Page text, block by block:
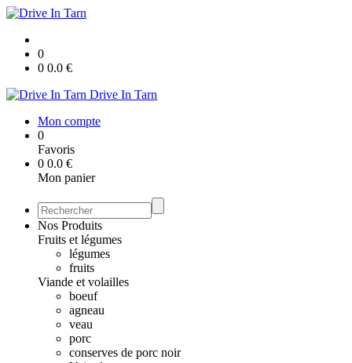
0
0 0.0 €
Drive In Tarn
Mon compte
0
Favoris
0 0.0 €
Mon panier
Nos Produits
Fruits et légumes
légumes
fruits
Viande et volailles
boeuf
agneau
veau
porc
conserves de porc noir